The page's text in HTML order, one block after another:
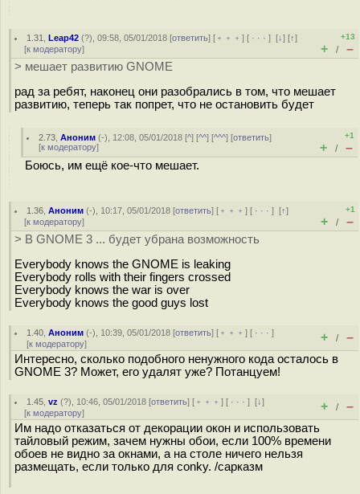
1.31 ,Leap42 (?), 09:58, 05/01/2018 [ответить] [ ﹢﹢﹢] [ · · ·][↓] [↑]
[к модератору]
+13
+ / –
> мешает развитию GNOME
рад за ребят, наконец они разобрались в том, что мешает
развитию, теперь так попрет, что не остановить будет
2.73 ,Аноним (-), 12:08, 05/01/2018 [^] [^^] [^^^] [ответить]
[к модератору]
+1
+ / –
Боюсь, им ещё кое-что мешает.
1.36 ,Аноним (-), 10:17, 05/01/2018 [ответить] [ ﹢﹢﹢] [ · · ·][↑]
[к модератору]
+1
+ / –
> В GNOME 3 ... будет убрана возможность
Everybody knows the GNOME is leaking
Everybody rolls with their fingers crossed
Everybody knows the war is over
Everybody knows the good guys lost
1.40 ,Аноним (-), 10:39, 05/01/2018 [ответить] [ ﹢﹢﹢] [ · · ·]
[к модератору] + / –
Интересно, сколько подобного ненужного кода осталось в
GNOME 3? Может, его удалят уже? Потанцуем!
1.45 ,vz (?), 10:46, 05/01/2018 [ответить] [ ﹢﹢﹢] [ · · ·][↓]
[к модератору] + / –
Им надо отказаться от декорации окон и использовать
тайловый режим, зачем нужны обои, если 100% времени
обоев не видно за окнами, а на столе ничего нельзя
размещать, если только для conky. /сарказм